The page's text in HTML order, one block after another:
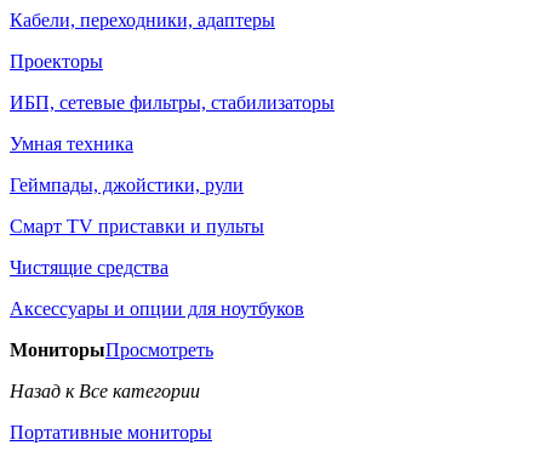
Кабели, переходники, адаптеры
Проекторы
ИБП, сетевые фильтры, стабилизаторы
Умная техника
Геймпады, джойстики, рули
Смарт TV приставки и пульты
Чистящие средства
Аксессуары и опции для ноутбуков
МониторыПросмотреть
Назад к Все категории
Портативные мониторы